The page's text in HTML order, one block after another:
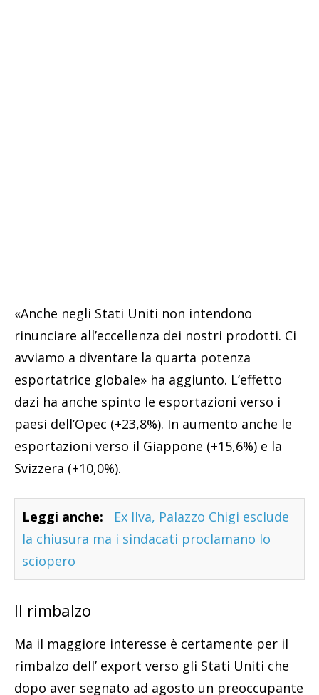
«Anche negli Stati Uniti non intendono
rinunciare all’eccellenza dei nostri prodotti. Ci
avviamo a diventare la quarta potenza
esportatrice globale» ha aggiunto. L’effetto
dazi ha anche spinto le esportazioni verso i
paesi dell’Opec (+23,8%). In aumento anche le
esportazioni verso il Giappone (+15,6%) e la
Svizzera (+10,0%).
Leggi anche:
Ex Ilva, Palazzo Chigi esclude
la chiusura ma i sindacati proclamano lo
sciopero
Il rimbalzo
Ma il maggiore interesse è certamente per il
rimbalzo dell’ export verso gli Stati Uniti che
dopo aver segnato ad agosto un preoccupante